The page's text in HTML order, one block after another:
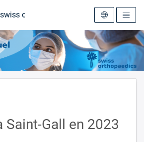
orthopaedics 2022
Saint-Gall en 2023